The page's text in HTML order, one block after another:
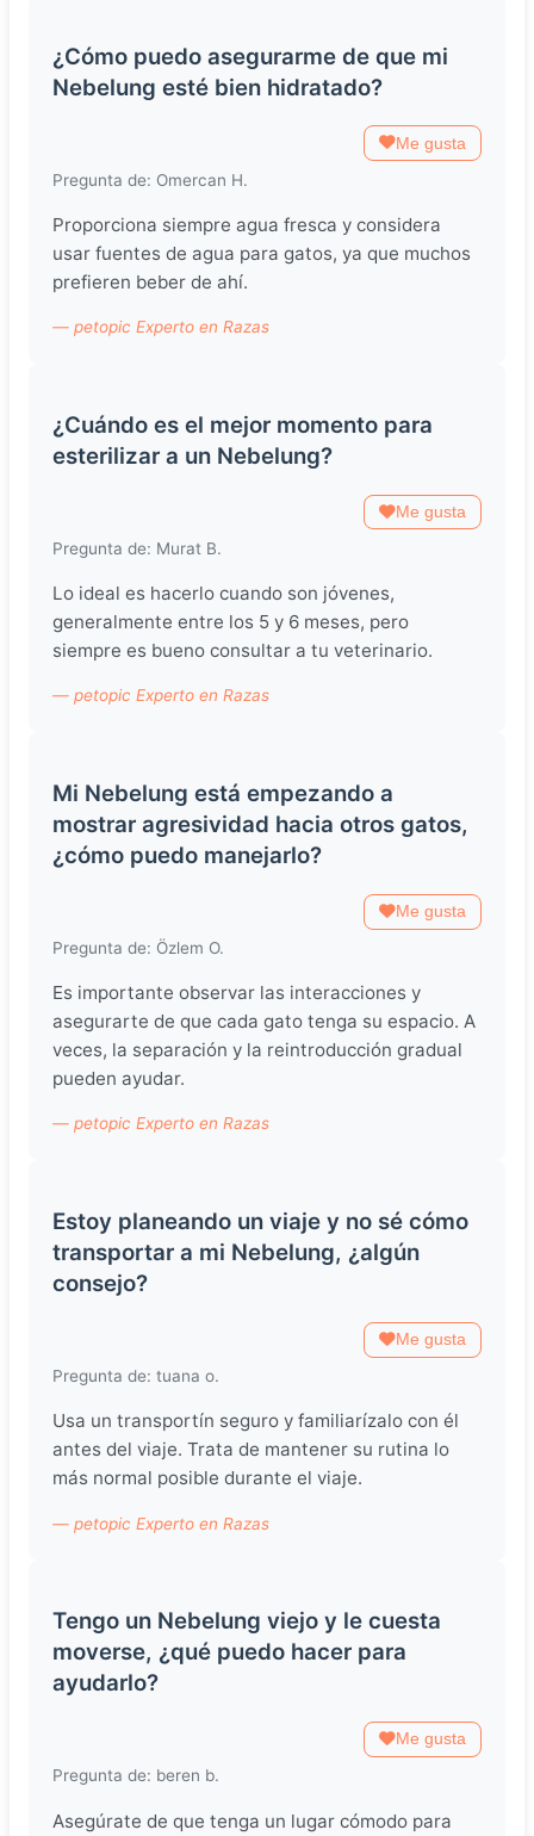
¿Cómo puedo asegurarme de que mi
Nebelung esté bien hidratado?
Me gusta
Pregunta de: Omercan H.
Proporciona siempre agua fresca y considera
usar fuentes de agua para gatos, ya que muchos
prefieren beber de ahí.
— petopic Experto en Razas
¿Cuándo es el mejor momento para
esterilizar a un Nebelung?
Me gusta
Pregunta de: Murat B.
Lo ideal es hacerlo cuando son jóvenes,
generalmente entre los 5 y 6 meses, pero
siempre es bueno consultar a tu veterinario.
— petopic Experto en Razas
Mi Nebelung está empezando a
mostrar agresividad hacia otros gatos,
¿cómo puedo manejarlo?
Me gusta
Pregunta de: Özlem O.
Es importante observar las interacciones y
asegurarte de que cada gato tenga su espacio. A
veces, la separación y la reintroducción gradual
pueden ayudar.
— petopic Experto en Razas
Estoy planeando un viaje y no sé cómo
transportar a mi Nebelung, ¿algún
consejo?
Me gusta
Pregunta de: tuana o.
Usa un transportín seguro y familiarízalo con él
antes del viaje. Trata de mantener su rutina lo
más normal posible durante el viaje.
— petopic Experto en Razas
Tengo un Nebelung viejo y le cuesta
moverse, ¿qué puedo hacer para
ayudarlo?
Me gusta
Pregunta de: beren b.
Asegúrate de que tenga un lugar cómodo para